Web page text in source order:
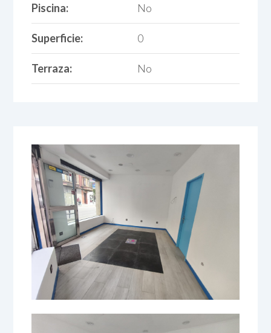
Piscina: No
Superficie: 0
Terraza: No